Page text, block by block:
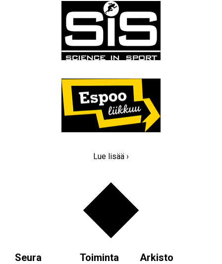
Lue lisää ›
Seura Toiminta Arkisto